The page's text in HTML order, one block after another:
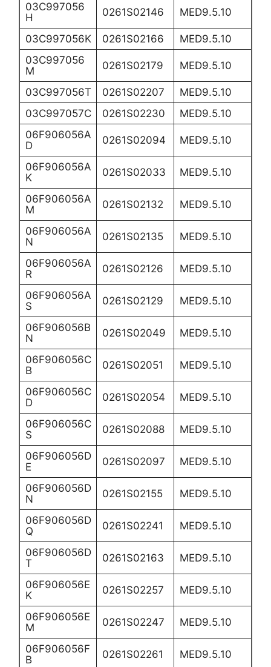
03C997056
H
0261S02146 MED9.5.10
03C997056K 0261S02166
MED9.5.10
03C997056
M
0261S02179 MED9.5.10
03C997056T 0261S02207
MED9.5.10
03C997057C
0261S02230
MED9.5.10
06F906056A
D
0261S02094 MED9.5.10
06F906056A
K
0261S02033 MED9.5.10
06F906056A
M
0261S02132 MED9.5.10
06F906056A
N
0261S02135 MED9.5.10
06F906056A
R
0261S02126 MED9.5.10
06F906056A
S
0261S02129 MED9.5.10
06F906056B
N
0261S02049 MED9.5.10
06F906056C
B
0261S02051 MED9.5.10
06F906056C
D
0261S02054 MED9.5.10
06F906056C
S
0261S02088 MED9.5.10
06F906056D
E
0261S02097 MED9.5.10
06F906056D
N
0261S02155 MED9.5.10
06F906056D
Q
0261S02241 MED9.5.10
06F906056D
T
0261S02163 MED9.5.10
06F906056E
K
0261S02257 MED9.5.10
06F906056E
M
0261S02247 MED9.5.10
06F906056F
B
0261S02261 MED9.5.10